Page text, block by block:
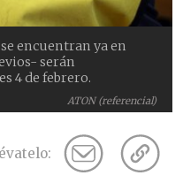
ATON (referencial)
encuentran ya en
serán
4 de febrero.